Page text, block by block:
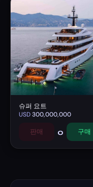
슈퍼 요트
USD300,000,000
판매 0 구매